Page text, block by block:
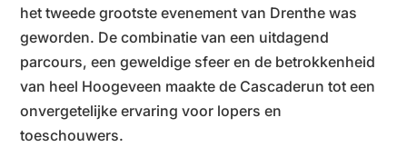
het tweede grootste evenement van Drenthe was
geworden. De combinatie van een uitdagend
parcours, een geweldige sfeer en de betrokkenheid
van heel Hoogeveen maakte de Cascaderun tot een
onvergetelijke ervaring voor lopers en
toeschouwers.